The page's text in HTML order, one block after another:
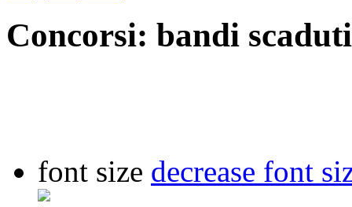
Concorsi: bandi
font size decrease font